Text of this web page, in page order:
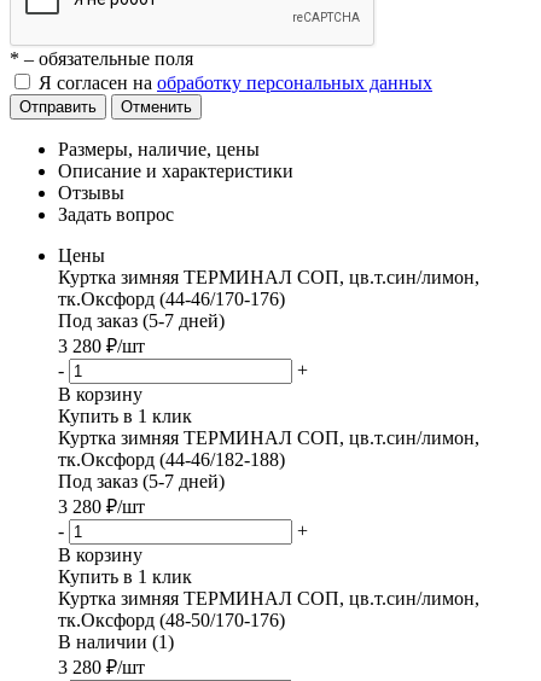
* – обязательные поля
Я согласен на обработку персональных данных
Отправить Отменить
Размеры, наличие, цены
Описание и характеристики
Отзывы
Задать вопрос
Цены
Куртка зимняя ТЕРМИНАЛ СОП, цв.т.син/лимон,
тк.Оксфорд (44-46/170-176)
Под заказ (5-7 дней)
3 280 ₽/шт
-
+
В корзину
Купить в 1 клик
Куртка зимняя ТЕРМИНАЛ СОП, цв.т.син/лимон,
тк.Оксфорд (44-46/182-188)
Под заказ (5-7 дней)
3 280 ₽/шт
-
+
В корзину
Купить в 1 клик
Куртка зимняя ТЕРМИНАЛ СОП, цв.т.син/лимон,
тк.Оксфорд (48-50/170-176)
В наличии (1)
3 280 ₽/шт